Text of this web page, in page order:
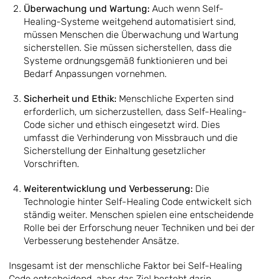
Überwachung und Wartung: Auch wenn Self-
Healing-Systeme weitgehend automatisiert sind,
müssen Menschen die Überwachung und Wartung
sicherstellen. Sie müssen sicherstellen, dass die
Systeme ordnungsgemäß funktionieren und bei
Bedarf Anpassungen vornehmen.
Sicherheit und Ethik: Menschliche Experten sind
erforderlich, um sicherzustellen, dass Self-Healing-
Code sicher und ethisch eingesetzt wird. Dies
umfasst die Verhinderung von Missbrauch und die
Sicherstellung der Einhaltung gesetzlicher
Vorschriften.
Weiterentwicklung und Verbesserung: Die
Technologie hinter Self-Healing Code entwickelt sich
ständig weiter. Menschen spielen eine entscheidende
Rolle bei der Erforschung neuer Techniken und bei der
Verbesserung bestehender Ansätze.
Insgesamt ist der menschliche Faktor bei Self-Healing